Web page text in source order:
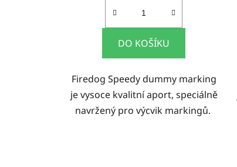
DO KOŠÍKU
Firedog Speedy dummy marking
je vysoce kvalitní aport, speciálně
navržený pro výcvik markingů.